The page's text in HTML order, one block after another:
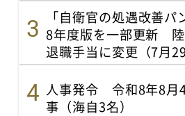
「自衛官の処遇改善
8年度版を一部更新
退職手当に変更（7月29
人事発令 令和8年8月
事（海自3名）